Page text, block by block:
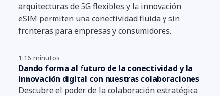
arquitecturas de 5G flexibles y la innovación
eSIM permiten una conectividad fluida y sin
fronteras para empresas y consumidores.
1:16 minutos
Dando forma al futuro de la conectividad y la
innovación digital con nuestras colaboraciones
Descubre el poder de la colaboración estratégica